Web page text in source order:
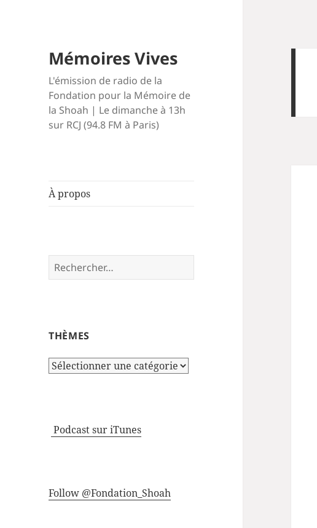
Mémoires Vives
L'émission de radio de la
Fondation pour la Mémoire de
la Shoah | Le dimanche à 13h
sur RCJ (94.8 FM à Paris)
À propos
Rechercher :
THÈMES
Thèmes
Podcast sur iTunes
Follow @Fondation_Shoah